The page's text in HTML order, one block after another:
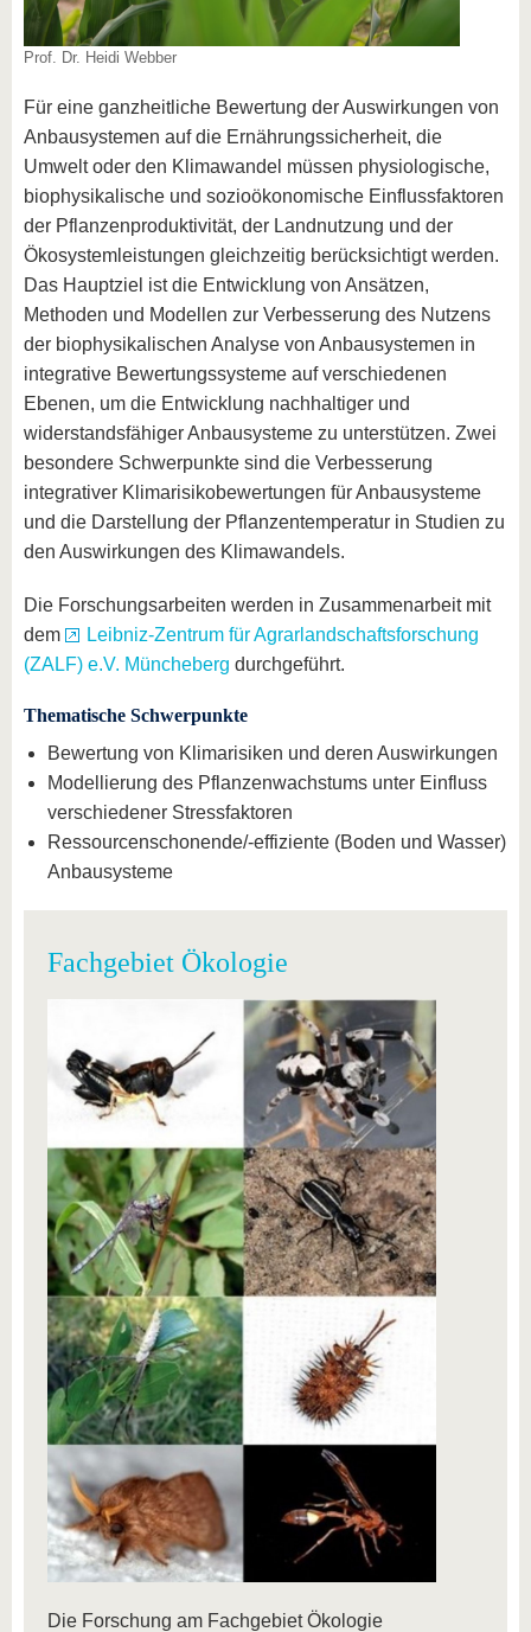
Prof. Dr. Heidi Webber
Für eine ganzheitliche Bewertung der Auswirkungen von
Anbausystemen auf die Ernährungssicherheit, die
Umwelt oder den Klimawandel müssen physiologische,
biophysikalische und sozioökonomische Einflussfaktoren
der Pflanzenproduktivität, der Landnutzung und der
Ökosystemleistungen gleichzeitig berücksichtigt werden.
Das Hauptziel ist die Entwicklung von Ansätzen,
Methoden und Modellen zur Verbesserung des Nutzens
der biophysikalischen Analyse von Anbausystemen in
integrative Bewertungssysteme auf verschiedenen
Ebenen, um die Entwicklung nachhaltiger und
widerstandsfähiger Anbausysteme zu unterstützen. Zwei
besondere Schwerpunkte sind die Verbesserung
integrativer Klimarisikobewertungen für Anbausysteme
und die Darstellung der Pflanzentemperatur in Studien zu
den Auswirkungen des Klimawandels.
Die Forschungsarbeiten werden in Zusammenarbeit mit
dem
Leibniz-Zentrum für Agrarlandschaftsforschung
(ZALF) e.V. Müncheberg durchgeführt.
Thematische Schwerpunkte
Bewertung von Klimarisiken und deren Auswirkungen
Modellierung des Pflanzenwachstums unter Einfluss
verschiedener Stressfaktoren
Ressourcenschonende/-effiziente (Boden und Wasser)
Anbausysteme
Fachgebiet Ökologie
Die Forschung am Fachgebiet Ökologie